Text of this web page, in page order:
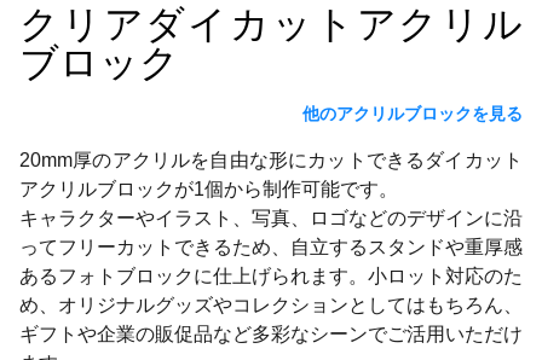
クリアダイカットアクリル
ブロック
他のアクリルブロックを見る
20mm厚のアクリルを自由な形にカットできるダイカット
アクリルブロックが1個から制作可能です。
キャラクターやイラスト、写真、ロゴなどのデザインに沿
ってフリーカットできるため、自立するスタンドや重厚感
あるフォトブロックに仕上げられます。小ロット対応のた
め、オリジナルグッズやコレクションとしてはもちろん、
ギフトや企業の販促品など多彩なシーンでご活用いただけ